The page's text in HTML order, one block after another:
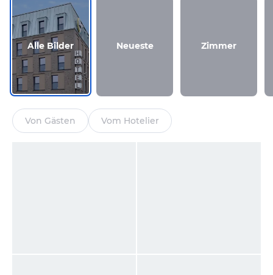
Alle Bilder Neueste Zimmer
Von Gästen Vom Hotelier